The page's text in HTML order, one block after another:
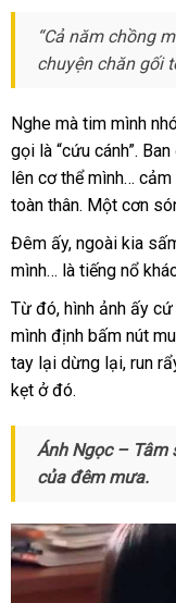
“Cả năm chồng
chuyện chăn gối
Nghe mà tim mình
gọi là “cứu cánh”.
lên cơ thể mình…
toàn thân. Một cơn
Đêm ấy, ngoài kia
mình… là tiếng nổ
Từ đó, hình ảnh ấy
mình định bấm nút
tay lại dừng lại, run
kẹt ở đó.
Ánh Ngọc – Tâm
của đêm mưa.